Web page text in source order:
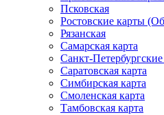
Псковская
Ростовские карты
Рязанская
Самарская карта
Санкт-
Саратовская карта
Симбирская карта
Смоленская карта
Тамбовская карта